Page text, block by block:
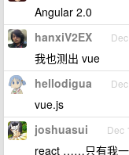
Angular 2.0
hanxiV2EX
我也测出 vue
hellodigua
vue.js
joshuasui Dec
react ……只有我一